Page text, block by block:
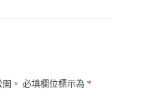
。 必填欄位標示為 *